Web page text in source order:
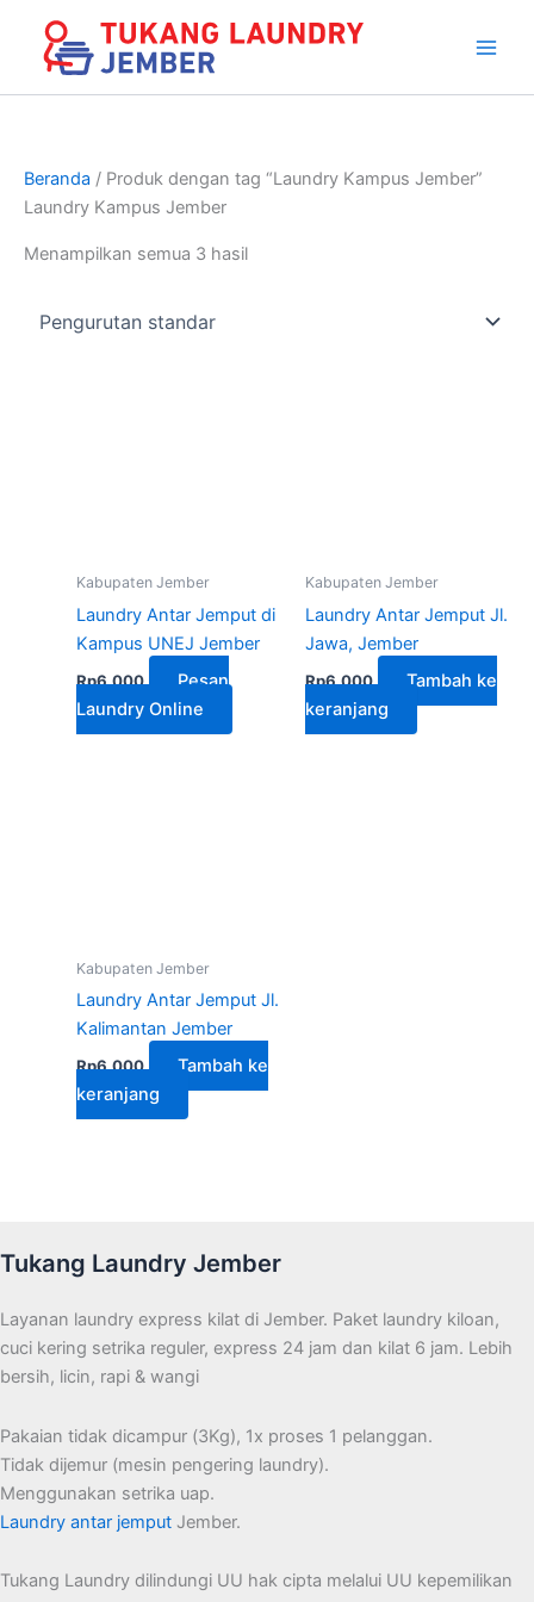
konten
Beranda / Produk dengan tag “Laundry Kampus Jember”
Laundry Kampus Jember
Menampilkan semua 3 hasil
Kabupaten Jember
Laundry Antar Jemput di
Kampus UNEJ Jember
Rp6.000
Pesan
Laundry Online
Kabupaten Jember
Laundry Antar Jemput Jl.
Jawa, Jember
Rp6.000
Tambah ke
keranjang
Kabupaten Jember
Laundry Antar Jemput Jl.
Kalimantan Jember
Rp6.000
Tambah ke
keranjang
Tukang Laundry Jember
Layanan laundry express kilat di Jember. Paket laundry kiloan,
cuci kering setrika reguler, express 24 jam dan kilat 6 jam. Lebih
bersih, licin, rapi & wangi
Pakaian tidak dicampur (3Kg), 1x proses 1 pelanggan.
Tidak dijemur (mesin pengering laundry).
Menggunakan setrika uap.
Laundry antar jemput Jember.
Tukang Laundry dilindungi UU hak cipta melalui UU kepemilikan
Antar jemput + 10 Ribu Chat Whatsapp